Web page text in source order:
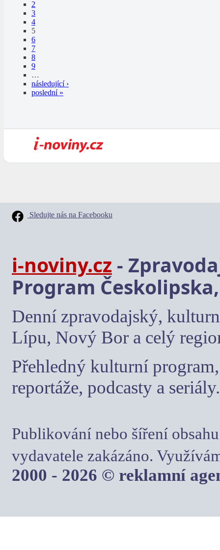
2
3
4
5
6
7
8
9
…
následující ›
poslední »
Sledujte nás na Facebooku
i-noviny.cz -
Program
Denní zpravodajský,
Lípu, Nový Bor a celý
Přehledný kulturní
reportáže, podcasty a seriály.
Publikování nebo šíření
vydavatele zakázáno.
2000 - 2026 © reklamní